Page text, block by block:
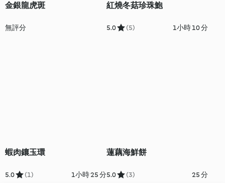
金銀龍虎斑
無評分
紅燒冬菇珍珠鮑
5.0 (5) 1小時 10 分
蝦肉鑲玉環
5.0 (1) 1小時 25 分
蓮藕海鮮餅
5.0 (3) 25 分